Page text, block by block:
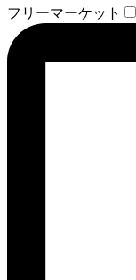
フリーマーケット